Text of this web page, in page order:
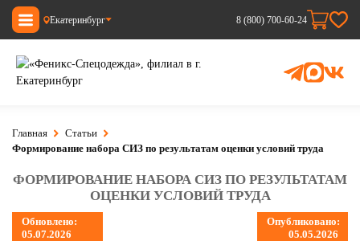
Екатеринбург 8 (800) 700-60-24
Главная
Статьи
Формирование набора СИЗ по результатам оценки условий труда
ФОРМИРОВАНИЕ НАБОРА СИЗ ПО РЕЗУЛЬТАТАМ
ОЦЕНКИ УСЛОВИЙ ТРУДА
Обновлено:
05.07.2026
Опубликовано:
05.05.2026